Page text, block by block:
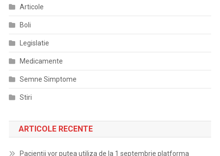
Articole
Boli
Legislatie
Medicamente
Semne Simptome
Stiri
ARTICOLE RECENTE
Pacienții vor putea utiliza de la 1 septembrie platforma